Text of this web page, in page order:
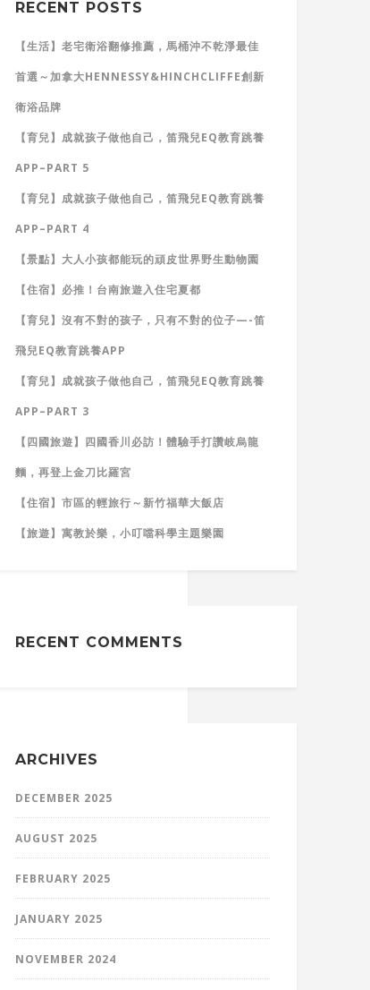
RECENT POSTS
【生活】老宅衛浴翻修推薦，馬桶沖不乾淨最佳
首選～加拿大HENNESSY&HINCHCLIFFE創新
衛浴品牌
【育兒】成就孩子做他自己，笛飛兒EQ教育跳養
APP–PART 5
【育兒】成就孩子做他自己，笛飛兒EQ教育跳養
APP–PART 4
【景點】大人小孩都能玩的頑皮世界野生動物園
【住宿】必推！台南旅遊入住宅夏都
【育兒】沒有不對的孩子，只有不對的位子—-笛
飛兒EQ教育跳養APP
【育兒】成就孩子做他自己，笛飛兒EQ教育跳養
APP–PART 3
【四國旅遊】四國香川必訪！體驗手打讚岐烏龍
麵，再登上金刀比羅宮
【住宿】市區的輕旅行～新竹福華大飯店
【旅遊】寓教於樂，小叮噹科學主題樂園
RECENT COMMENTS
ARCHIVES
DECEMBER 2025
AUGUST 2025
FEBRUARY 2025
JANUARY 2025
NOVEMBER 2024